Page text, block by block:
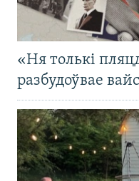
«Ня толькі
разбудоўвае